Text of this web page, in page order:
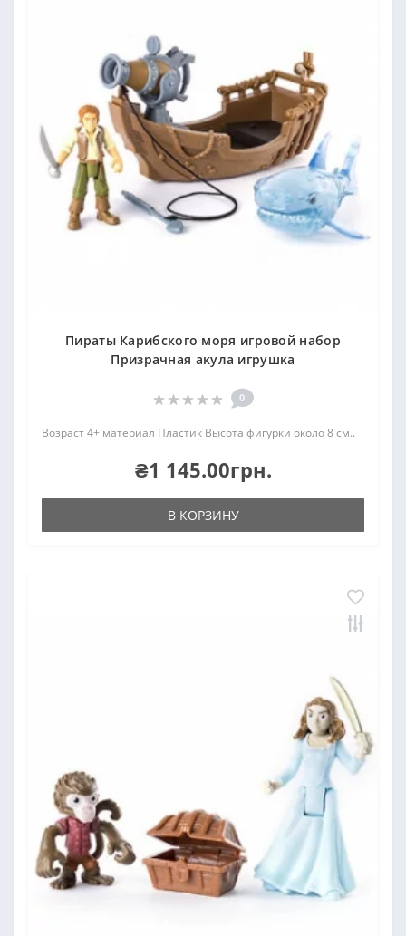
Пираты Карибского моря игровой набор
Призрачная акула игрушка
0
Возраст 4+ материал Пластик Высота фигурки около 8 см..
₴1 145.00грн.
В КОРЗИНУ